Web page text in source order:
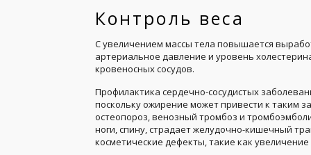
Контроль веса
С увеличением массы тела повышается
артериальное давление и уровень
кровеносных сосудов.
Профилактика сердечно-сосудистых
поскольку ожирение может привести к таким
остеопороз, венозный тромбоз и
ноги, спину, страдает желудочно-кишечный
косметические дефекты, такие как